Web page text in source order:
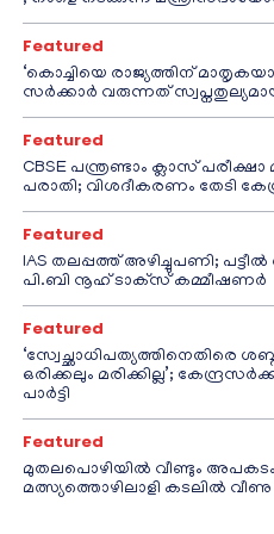
Featured
‘കൊച്ചിയെ രാജ്യത്തിന്
സർക്കാർ വരുന്നത് സ്വപ്നതുല്യമായ
Featured
CBSE പന്ത്രണ്ടാം ക്ലാസ്
പരാതി; വിശദീകരണം തേടി
Featured
IAS തലപ്പത്ത് അഴിച്ചുപണി;
പി.ബി നൂഹ് ടാക്‌സ് കമ്മീഷണര്‍
Featured
‘സ്വേച്ഛാധിപത്യത്തിനെതിരെ
ഒരിക്കലും മരിക്കില്ല’;
പാർട്ടി
Featured
മുതലപൊഴിയിൽ വീണ്ടും അപകടം;
മത്സ്യത്തൊഴിലാളി കടലിൽ വീണു